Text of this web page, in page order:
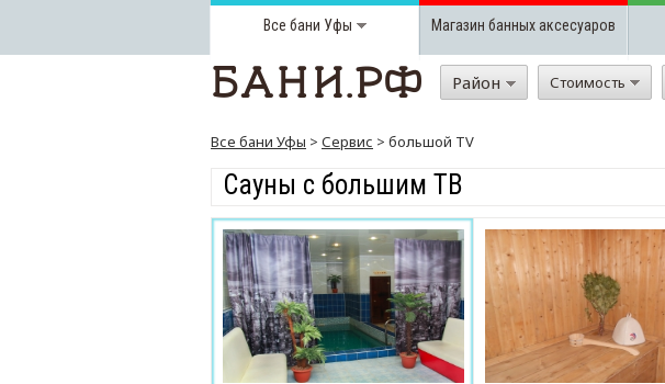
Все бани Уфы Магазин банных аксесуаров
Район Стоимость
Все бани Уфы > Сервис > большой TV
Сауны с большим ТВ